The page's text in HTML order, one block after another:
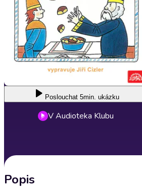
Poslouchat 5min. ukázku
V Audioteka Klubu
Popis